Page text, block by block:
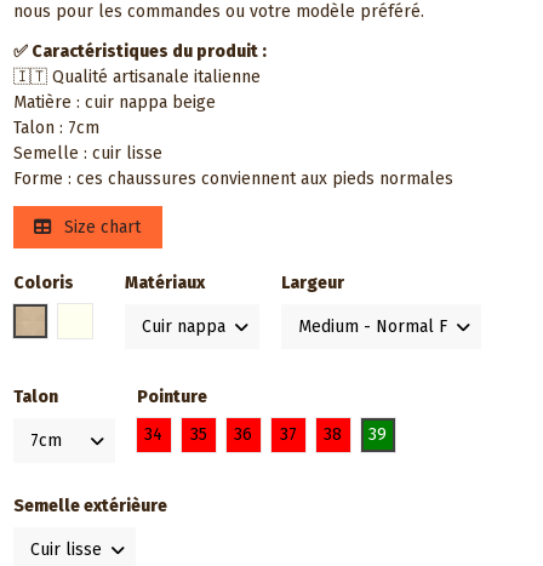
nous pour les commandes ou votre modèle préféré.
✅ Caractéristiques du produit :
🇮🇹 Qualité artisanale italienne
Matière : cuir nappa beige
Talon : 7cm
Semelle : cuir lisse
Forme : ces chaussures conviennent aux pieds normales
Size chart
Coloris
Blanc ivoire
Matériaux Largeur
Talon
Pointure
34
35 36 37 38 39
Semelle extérièure